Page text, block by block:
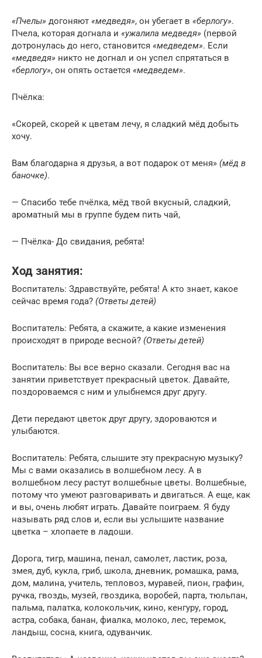
«Пчелы» догоняют «медведя», он убегает в «берлогу».
Пчела, которая догнала и «ужалила медведя» (первой
дотронулась до него, становится «медведем». Если
«медведя» никто не догнал и он успел спрятаться в
«берлогу», он опять остается «медведем».
Пчёлка:
«Скорей, скорей к цветам лечу, я сладкий мёд добыть
хочу.
Вам благодарна я друзья, а вот подарок от меня» (мёд в
баночке).
— Спасибо тебе пчёлка, мёд твой вкусный, сладкий,
ароматный мы в группе будем пить чай,
— Пчёлка- До свидания, ребята!
Ход занятия:
Воспитатель: Здравствуйте, ребята! А кто знает, какое
сейчас время года? (Ответы детей)
Воспитатель: Ребята, а скажите, а какие изменения
происходят в природе весной? (Ответы детей)
Воспитатель: Вы все верно сказали. Сегодня вас на
занятии приветствует прекрасный цветок. Давайте,
поздороваемся с ним и улыбнемся друг другу.
Дети передают цветок друг другу, здороваются и
улыбаются.
Воспитатель: Ребята, слышите эту прекрасную музыку?
Мы с вами оказались в волшебном лесу. А в
волшебном лесу растут волшебные цветы. Волшебные,
потому что умеют разговаривать и двигаться. А еще, как
и вы, очень любят играть. Давайте поиграем. Я буду
называть ряд слов и, если вы услышите название
цветка – хлопаете в ладоши.
Дорога, тигр, машина, пенал, самолет, ластик, роза,
змея, дуб, кукла, гриб, школа, дневник, ромашка, рама,
дом, малина, учитель, тепловоз, муравей, пион, графин,
ручка, гвоздь, музей, гвоздика, воробей, парта, тюльпан,
пальма, палатка, колокольчик, кино, кенгуру, город,
астра, собака, банан, фиалка, молоко, лес, теремок,
ландыш, сосна, книга, одуванчик.